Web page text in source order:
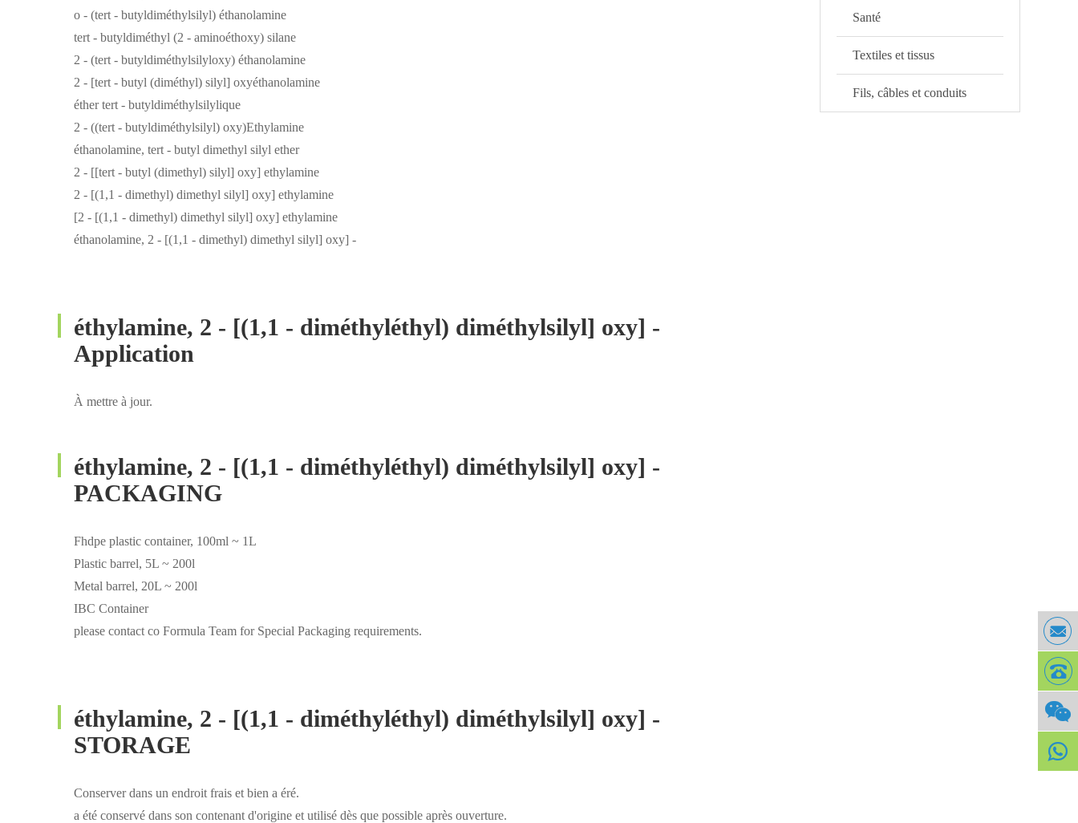
o - (tert - butyldiméthylsilyl) éthanolamine
tert - butyldiméthyl (2 - aminoéthoxy) silane
2 - (tert - butyldiméthylsilyloxy) éthanolamine
2 - [tert - butyl (diméthyl) silyl] oxyéthanolamine
éther tert - butyldiméthylsilylique
2 - ((tert - butyldiméthylsilyl) oxy)Ethylamine
éthanolamine, tert - butyl dimethyl silyl ether
2 - [[tert - butyl (dimethyl) silyl] oxy] ethylamine
2 - [(1,1 - dimethyl) dimethyl silyl] oxy] ethylamine
[2 - [(1,1 - dimethyl) dimethyl silyl] oxy] ethylamine
éthanolamine, 2 - [(1,1 - dimethyl) dimethyl silyl] oxy] -
éthylamine, 2 - [(1,1 - diméthyléthyl) diméthylsilyl] oxy] -
Application
À mettre à jour.
éthylamine, 2 - [(1,1 - diméthyléthyl) diméthylsilyl] oxy] -
PACKAGING
Fhdpe plastic container, 100ml ~ 1L
Plastic barrel, 5L ~ 200l
Metal barrel, 20L ~ 200l
IBC Container
please contact co Formula Team for Special Packaging requirements.
éthylamine, 2 - [(1,1 - diméthyléthyl) diméthylsilyl] oxy] -
STORAGE
Conserver dans un endroit frais et bien a éré.
a été conservé dans son contenant d'origine et utilisé dès que possible après ouverture.
Santé
Textiles et tissus
Fils, câbles et conduits